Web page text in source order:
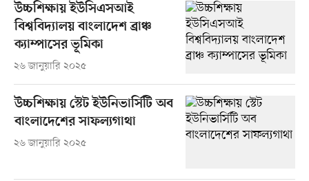
উচ্চশিক্ষায় ইউসিএসআই
বিশ্ববিদ্যালয় বাংলাদেশ ব্রাঞ্চ
ক্যাম্পাসের ভূমিকা
২৬ জানুয়ারি ২০২৫
উচ্চশিক্ষায় স্টেট ইউনিভার্সিটি অব
বাংলাদেশের সাফল্যগাথা
২৬ জানুয়ারি ২০২৫